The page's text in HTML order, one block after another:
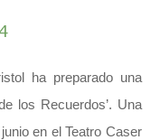
ha preparado una
los Recuerdos’. Una
en el Teatro Caser